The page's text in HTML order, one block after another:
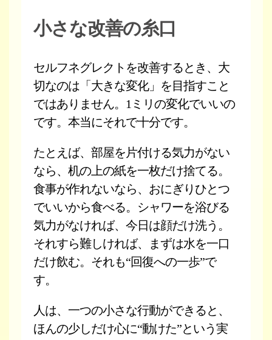
小さな改善の糸口
セルフネグレクトを改善するとき、大
切なのは「大きな変化」を目指すこと
ではありません。1ミリの変化でいいの
です。本当にそれで十分です。
たとえば、部屋を片付ける気力がない
なら、机の上の紙を一枚だけ捨てる。
食事が作れないなら、おにぎりひとつ
でいいから食べる。シャワーを浴びる
気力がなければ、今日は顔だけ洗う。
それすら難しければ、まずは水を一口
だけ飲む。それも“回復への一歩”で
す。
人は、一つの小さな行動ができると、
ほんの少しだけ心に“動けた”という実